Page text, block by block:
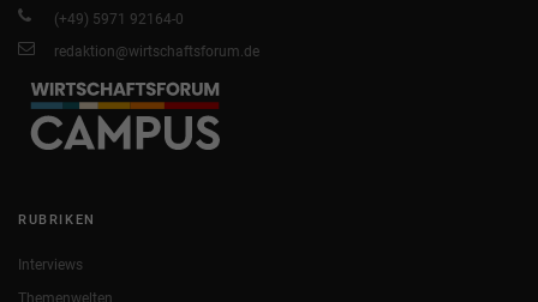
(+49) 5971 92164-0
redaktion@wirtschaftsforum.de
RUBRIKEN
Interviews
Themenwelten